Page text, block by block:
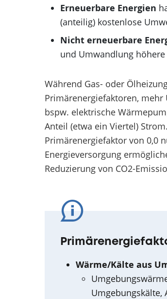
Erneuerbare Energien
(anteilig) kostenlose
Nicht erneuerbare
und Umwandlung
Während Gas- oder
Primärenergiefaktoren,
bspw. elektrische
Anteil (etwa ein Viertel)
Primärenergiefaktor von 0,0
Energieversorgung
Reduzierung von CO2-
Wärme/Kälte aus
Umgebungskälte,